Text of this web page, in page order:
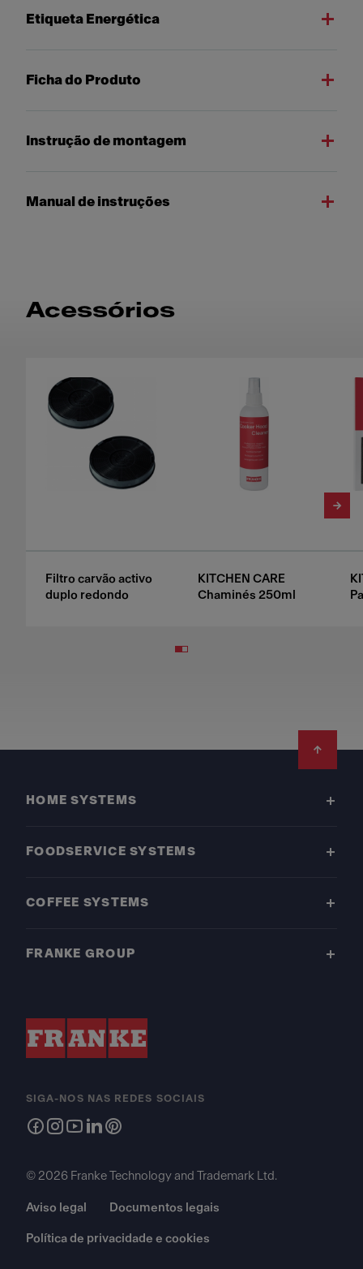
Etiqueta Energética
Ficha do Produto
Instrução de montagem
Manual de instruções
Acessórios
Filtro carvão activo
duplo redondo
KITCHEN CARE
Chaminés 250ml
HOME SYSTEMS
FOODSERVICE SYSTEMS
COFFEE SYSTEMS
FRANKE GROUP
SIGA-NOS NAS REDES SOCIAIS
© 2026 Franke Technology and Trademark Ltd.
Aviso legal Documentos legais
Política de privacidade e cookies